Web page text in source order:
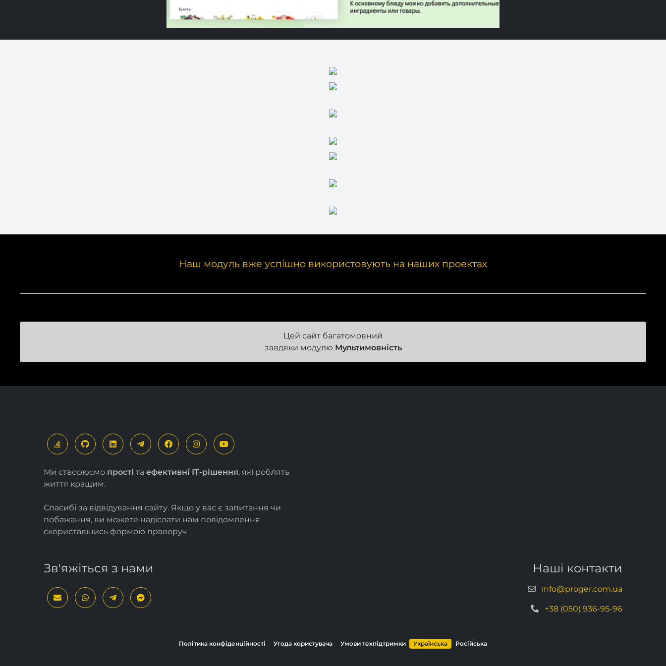
Наш модуль вже успішно використовують на наших проектах
Цей сайт багатомовний
завдяки модулю Мультимовність
Ми створюємо прості та ефективні ІТ-рішення, які роблять
життя кращим.
Спасибі за відвідування сайту. Якщо у вас є запитання чи
побажання, ви можете надіслати нам повідомлення
скориставшись формою праворуч.
Зв'яжіться з нами Наші контакти
info@proger.com.ua
+38 (050) 936-95-96
Політика конфіденційності Угода користувача Умови техпідтримки Українська Російська